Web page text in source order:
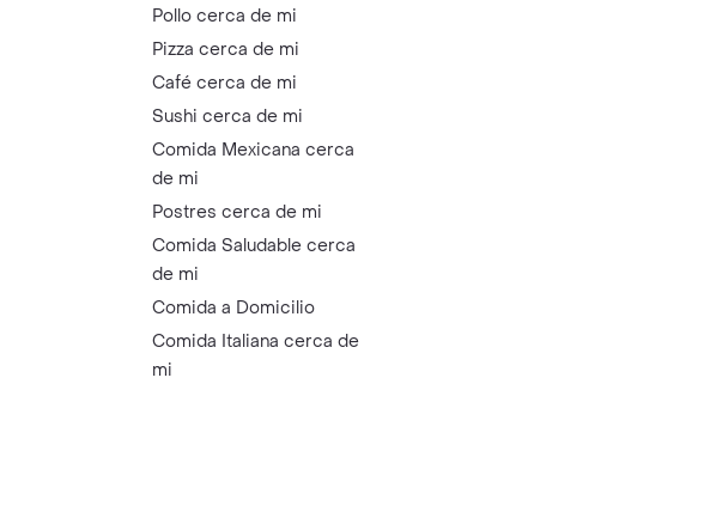
Pollo cerca de mi
Pizza cerca de mi
Café cerca de mi
Sushi cerca de mi
Comida Mexicana cerca
de mi
Postres cerca de mi
Comida Saludable cerca
de mi
Comida a Domicilio
Comida Italiana cerca de
mi